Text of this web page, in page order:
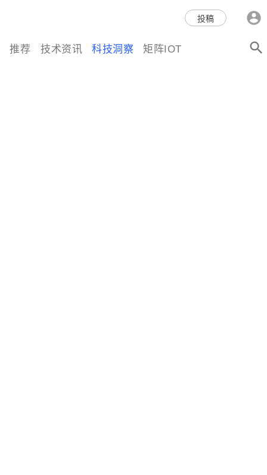
科技互联网,科技,资讯,动态,洞
察,量子,计算,AI,人工智能,机器
投稿
推荐 技术资讯 科技洞察 矩阵IOT